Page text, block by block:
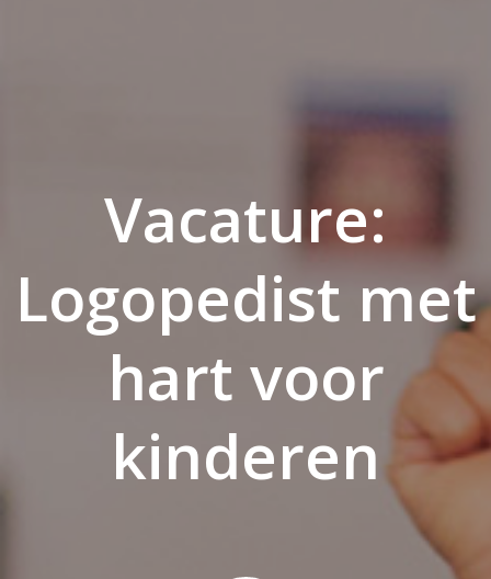
Vacature:
Logopedist met
hart voor
kinderen